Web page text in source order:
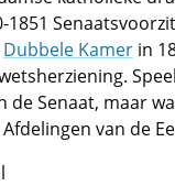
1851
Dubbele Kamer in
de Senaat, maar
van de